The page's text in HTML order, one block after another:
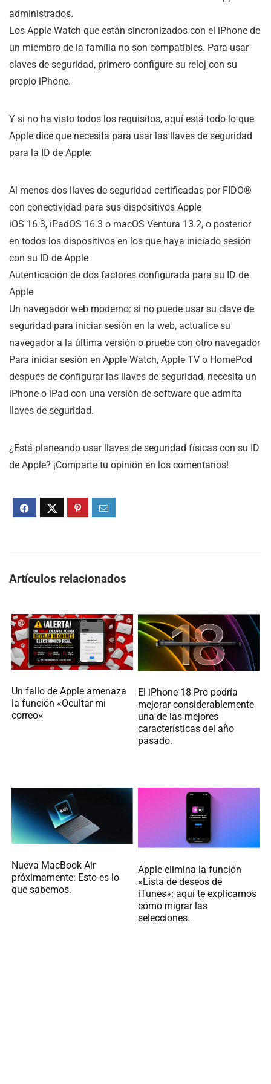
administrados.
Los Apple Watch que están sincronizados con el iPhone de
un miembro de la familia no son compatibles. Para usar
claves de seguridad, primero configure su reloj con su
propio iPhone.
Y si no ha visto todos los requisitos, aquí está todo lo que
Apple dice que necesita para usar las llaves de seguridad
para la ID de Apple:
Al menos dos llaves de seguridad certificadas por FIDO®
con conectividad para sus dispositivos Apple
iOS 16.3, iPadOS 16.3 o macOS Ventura 13.2, o posterior
en todos los dispositivos en los que haya iniciado sesión
con su ID de Apple
Autenticación de dos factores configurada para su ID de
Apple
Un navegador web moderno: si no puede usar su clave de
seguridad para iniciar sesión en la web, actualice su
navegador a la última versión o pruebe con otro navegador
Para iniciar sesión en Apple Watch, Apple TV o HomePod
después de configurar las llaves de seguridad, necesita un
iPhone o iPad con una versión de software que admita
llaves de seguridad.
¿Está planeando usar llaves de seguridad físicas con su ID
de Apple? ¡Comparte tu opinión en los comentarios!
Artículos relacionados
Un fallo de Apple amenaza
la función «Ocultar mi
correo»
El iPhone 18 Pro podría
mejorar considerablemente
una de las mejores
características del año
pasado.
Nueva MacBook Air
próximamente: Esto es lo
que sabemos.
Apple elimina la función
«Lista de deseos de
iTunes»: aquí te explicamos
cómo migrar las
selecciones.